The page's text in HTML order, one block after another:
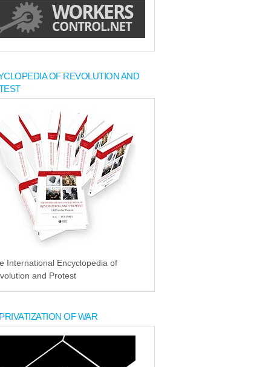
OF REVOLUTION AND
International Encyclopedia of
and Protest
OF WAR